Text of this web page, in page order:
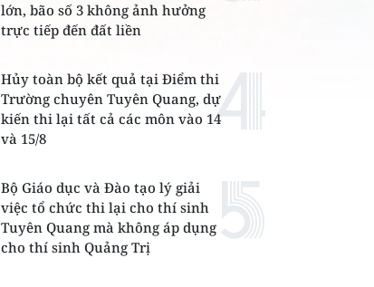
lớn, bão số 3 không ảnh hưởng
trực tiếp đến đất liền
Hủy toàn bộ kết quả tại Điểm thi
Trường chuyên Tuyên Quang, dự
kiến thi lại tất cả các môn vào 14
và 15/8
Bộ Giáo dục và Đào tạo lý giải
việc tổ chức thi lại cho thí sinh
Tuyên Quang mà không áp dụng
cho thí sinh Quảng Trị